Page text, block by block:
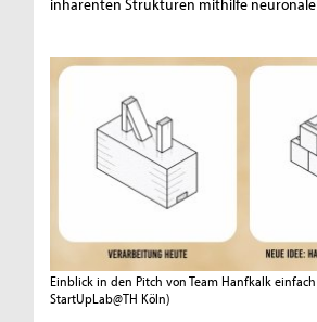
Einblick in den Pitch von Team Hanfkalk
StartUpLab@TH Köln)